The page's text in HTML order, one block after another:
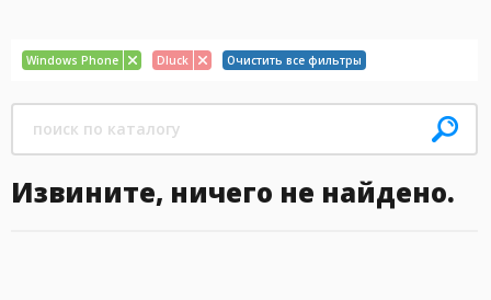
Windows Phone Dluck Очистить все фильтры
Извините, ничего не найдено.